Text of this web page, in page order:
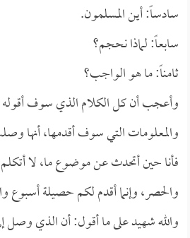
سادساً: أين المسلمون.
سابعاً: لماذا نحجم؟
ثامناً: ما هو الواجب؟
وأعجب أن كل الكلام الذي سوف أقوله
والمعلومات التي سوف أقدمها، أنها
فأنا حين أتحدث عن موضوع ما، لا
والحصر، وإنما أقدم لكم حصيلة أسبوع
والله شهيد على ما أقول: أن الذي